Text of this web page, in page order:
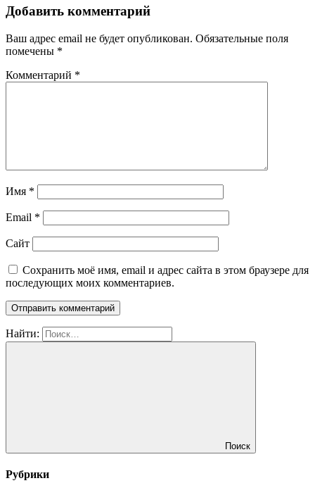
Добавить комментарий
Ваш адрес email не будет опубликован. Обязательные поля
помечены *
Комментарий *
Имя *
Email *
Сайт
Сохранить моё имя, email и адрес сайта в этом браузере для
последующих моих комментариев.
Найти:
Поиск
Рубрики